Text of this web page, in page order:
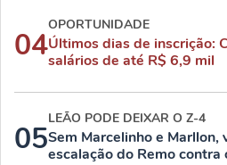
04
OPORTUNIDADE
Últimos dias de inscrição:
salários de até R$ 6,9 mil
05
LEÃO PODE DEIXAR O Z-4
Sem Marcelinho e Marllon,
escalação do Remo